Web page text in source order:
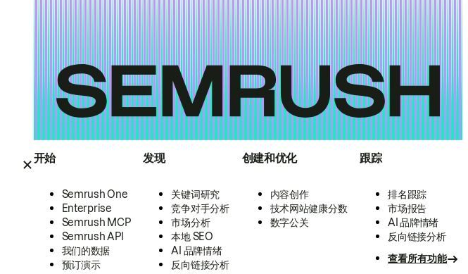
开始
Semrush One
Enterprise
Semrush MCP
Semrush API
我们的数据
预订演示
发现
关键词研究
竞争对手分析
市场分析
本地 SEO
AI 品牌情绪
反向链接分析
创建和优化
内容创作
技术网站健康分数
数字公关
跟踪
排名跟踪
市场报告
AI 品牌情绪
反向链接分析
查看所有功能